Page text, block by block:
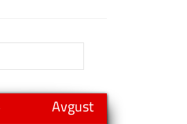
Avgust